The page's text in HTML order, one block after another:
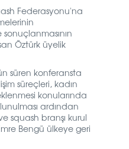
Federasyonu'na
Öztürk üyelik
süren konferansta
süreçleri, kadın
konularında
ardından
squash branşı kurul
Bengü ülkeye geri